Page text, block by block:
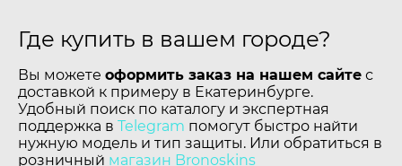
Где купить в вашем городе?
Вы можете оформить заказ на нашем сайте с
доставкой к примеру в Екатеринбурге.
Удобный поиск по каталогу и экспертная
поддержка в Telegram помогут быстро найти
нужную модель и тип защиты. Или обратиться в
розничный магазин Bronoskins